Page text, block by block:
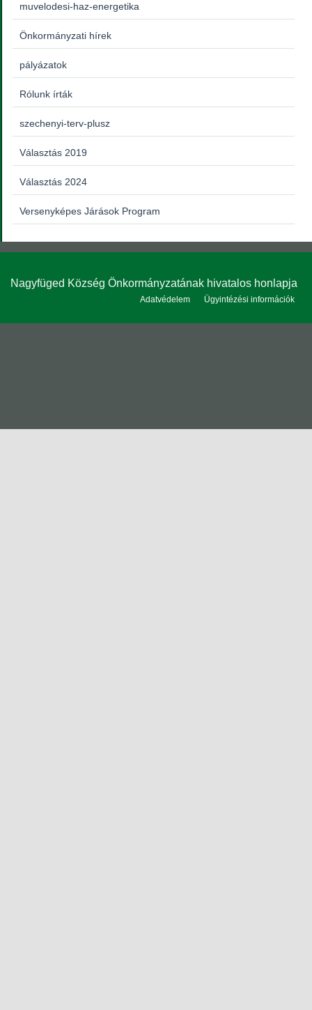
muvelodesi-haz-energetika
Önkormányzati hírek
pályázatok
Rólunk írták
szechenyi-terv-plusz
Választás 2019
Választás 2024
Versenyképes Járások Program
Nagyfüged Község Önkormányzatának hivatalos honlapja
Adatvédelem Ügyintézési információk